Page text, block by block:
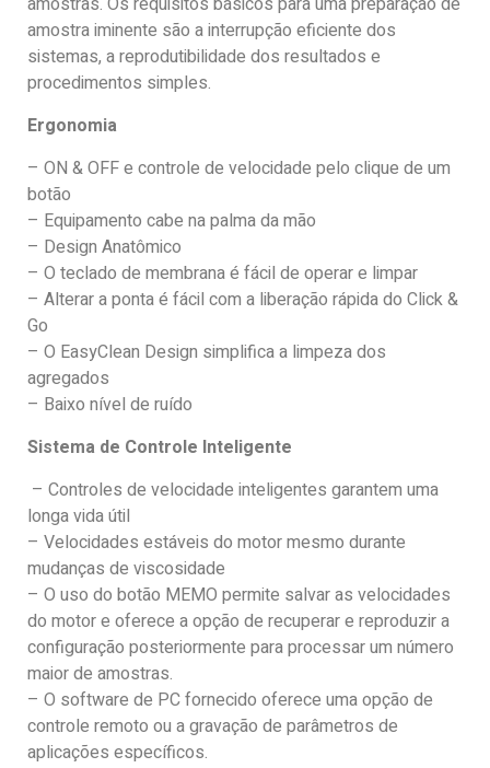
amostra iminente são a interrupção eficiente dos
sistemas, a reprodutibilidade dos resultados e
procedimentos simples.
Ergonomia
– ON & OFF e controle de velocidade pelo clique de um
botão
– Equipamento cabe na palma da mão
– Design Anatômico
– O teclado de membrana é fácil de operar e limpar
– Alterar a ponta é fácil com a liberação rápida do Click &
Go
– O EasyClean Design simplifica a limpeza dos
agregados
– Baixo nível de ruído
Sistema de Controle Inteligente
– Controles de velocidade inteligentes garantem uma
longa vida útil
– Velocidades estáveis ​​do motor mesmo durante
mudanças de viscosidade
– O uso do botão MEMO permite salvar as velocidades
do motor e oferece a opção de recuperar e reproduzir a
configuração posteriormente para processar um número
maior de amostras.
– O software de PC fornecido oferece uma opção de
controle remoto ou a gravação de parâmetros de
aplicações específicos.